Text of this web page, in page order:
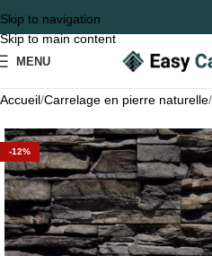
Skip to navigation
Skip to main content
MENU
Accueil Carrelage en pierre naturelle
-12%